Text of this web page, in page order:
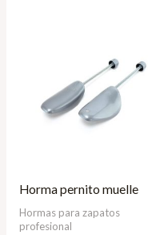
Horma pernito muelle
Hormas para zapatos
profesional